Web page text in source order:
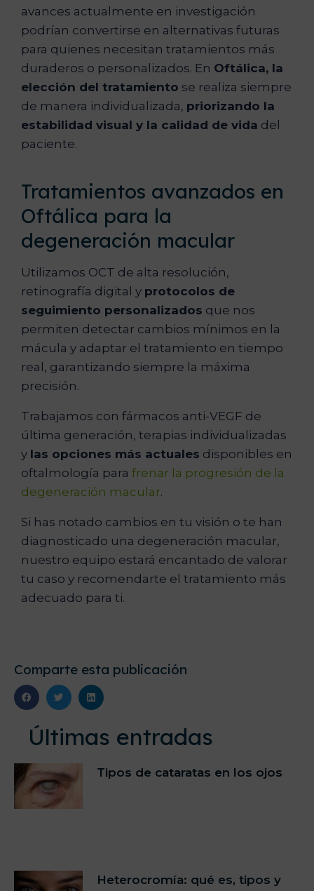
avances actualmente en investigación
podrían convertirse en alternativas futuras
para quienes necesitan tratamientos más
duraderos o personalizados. En Oftálica, la
elección del tratamiento se realiza siempre
de manera individualizada, priorizando la
estabilidad visual y la calidad de vida del
paciente.
Tratamientos avanzados en
Oftálica para la
degeneración macular
Utilizamos OCT de alta resolución,
retinografía digital y protocolos de
seguimiento personalizados que nos
permiten detectar cambios mínimos en la
mácula y adaptar el tratamiento en tiempo
real, garantizando siempre la máxima
precisión.
Trabajamos con fármacos anti-VEGF de
última generación, terapias individualizadas
y las opciones más actuales disponibles en
oftalmología para frenar la progresión de la
degeneración macular.
Si has notado cambios en tu visión o te han
diagnosticado una degeneración macular,
nuestro equipo estará encantado de valorar
tu caso y recomendarte el tratamiento más
adecuado para ti.
Comparte esta publicación
Últimas entradas
Tipos de cataratas en los ojos
Heterocromía: qué es, tipos y